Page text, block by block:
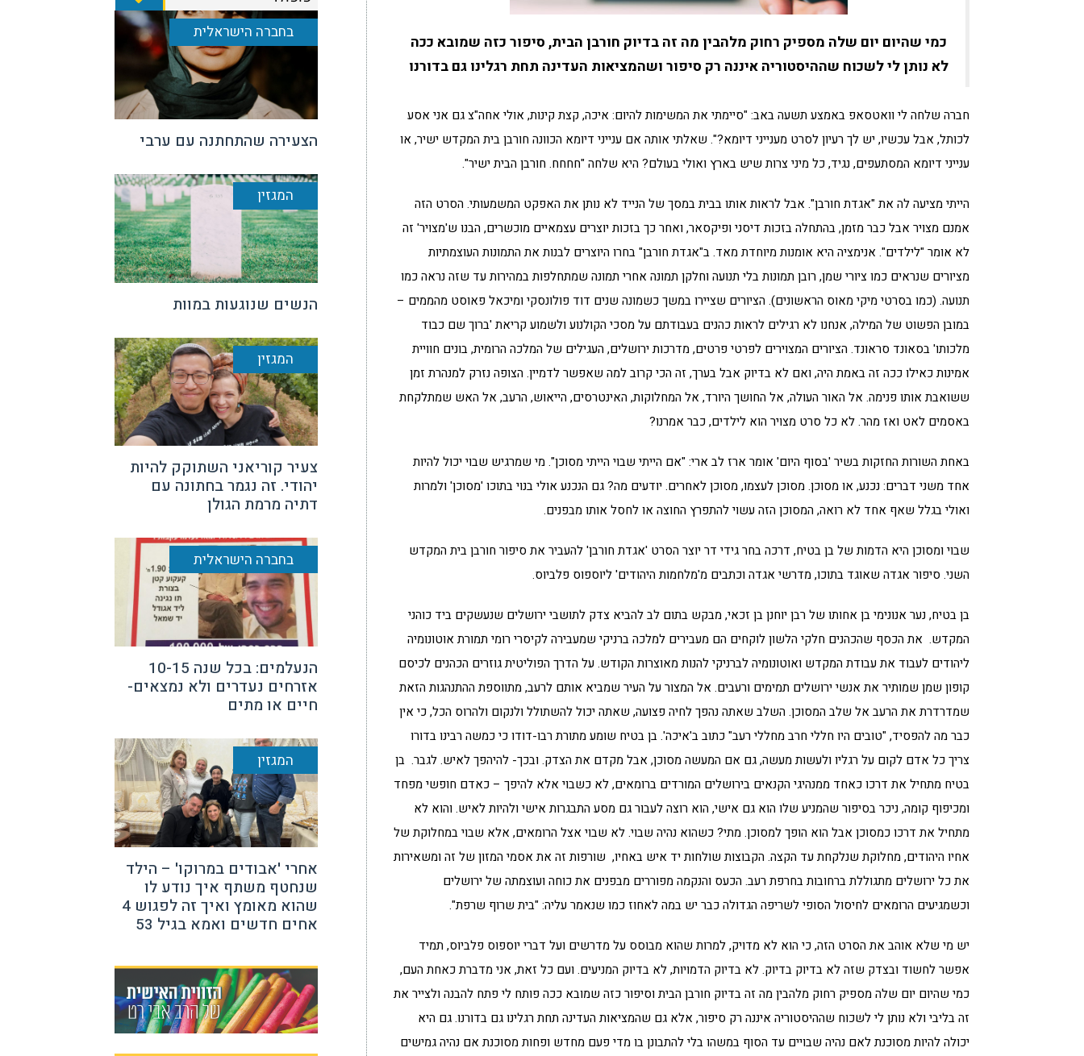
כמי שהיום יום שלה מספיק רחוק מלהבין מה זה בדיוק חורבן הבית, סיפור כזה שמובא ככה
לא נותן לי לשכוח שההיסטוריה איננה רק סיפור ושהמציאות העדינה תחת רגלינו גם בדורנו
חברה שלחה לי וואטסאפ באמצע תשעה באב: "סיימתי את המשימות להיום: איכה, קצת קינות, אולי אחה"צ גם אני אסע
לכותל, אבל עכשיו, יש לך רעיון לסרט מענייני דיומא?". שאלתי אותה אם ענייני דיומא הכוונה חורבן בית המקדש ישיר, או
ענייני דיומא המסתעפים, נגיד, כל מיני צרות שיש בארץ ואולי בעולם? היא שלחה "חחחח. חורבן הבית ישיר".
הייתי מציעה לה את "אגדת חורבן". אבל לראות אותו בבית במסך של הנייד לא נותן את האפקט המשמעותי. הסרט הזה
אמנם מצויר אבל כבר מזמן, בהתחלה בזכות דיסני ופיקסאר, ואחר כך בזכות יוצרים עצמאיים מוכשרים, הבנו ש'מצויר' זה
לא אומר "לילדים". אנימציה היא אומנות מיוחדת מאד. ב"אגדת חורבן" בחרו היוצרים לבנות את התמונות העוצמתיות
מציורים שנראים כמו ציורי שמן, רובן תמונות בלי תנועה וחלקן תמונה אחרי תמונה שמתחלפות במהירות עד שזה נראה כמו
תנועה. (כמו בסרטי מיקי מאוס הראשונים). הציורים שציירו במשך כשמונה שנים דוד פולונסקי ומיכאל פאוסט מהממים –
במובן הפשוט של המילה, אנחנו לא רגילים לראות כהנים בעבודתם על מסכי הקולנוע ולשמוע קריאת 'ברוך שם כבוד
מלכותו' בסאונד סראונד. הציורים המצוירים לפרטי פרטים, מדרכות ירושלים, העגילים של המלכה הרומית, בונים חוויית
אמינות כאילו ככה זה באמת היה, ואם לא בדיוק אבל בערך, זה הכי קרוב למה שאפשר לדמיין. הצופה נזרק למנהרת זמן
ששואבת אותו פנימה. אל האור העולה, אל החושך היורד, אל המחלוקות, האינטרסים, הייאוש, הרעב, אל האש שמתלקחת
באסמים לאט ואז מהר. לא כל סרט מצויר הוא לילדים, כבר אמרנו?
באחת השורות החזקות בשיר 'בסוף היום' אומר ארז לב ארי: "אם הייתי שבוי הייתי מסוכן". מי שמרגיש שבוי יכול להיות
אחד משני דברים: נכנע, או מסוכן. מסוכן לעצמו, מסוכן לאחרים. יודעים מה? גם הנכנע אולי בנוי בתוכו 'מסוכן' ולמרות
ואולי בגלל שאף אחד לא רואה, המסוכן הזה עשוי להתפרץ החוצה או לחסל אותו מבפנים.
שבוי ומסוכן היא הדמות של בן בטיח, דרכה בחר גידי דר יוצר הסרט 'אגדת חורבן' להעביר את סיפור חורבן בית המקדש
השני. סיפור אגדה שאוגד בתוכו, מדרשי אגדה וכתבים מ'מלחמות היהודים' ליוספוס פלביוס.
בן בטיח, נער אנונימי בן אחותו של רבן יוחנן בן זכאי, מבקש בתום לב להביא צדק לתושבי ירושלים שנעשקים ביד כוהני
המקדש. את הכסף שהכהנים חלקי הלשון לוקחים הם מעבירים למלכה ברניקי שמעבירה לקיסרי רומי תמורת אוטונומיה
ליהודים לעבוד את עבודת המקדש ואוטונומיה לברניקי להנות מאוצרות הקודש. על הדרך הפוליטית גוזרים הכהנים לכיסם
קופון שמן שמותיר את אנשי ירושלים תמימים ורעבים. אל המצור על העיר שמביא אותם לרעב, מתווספת ההתנהגות הזאת
שמדרדרת את הרעב אל שלב המסוכן. השלב שאתה נהפך לחיה פצועה, שאתה יכול להשתולל ולנקום ולהרוס הכל, כי אין
כבר מה להפסיד, "טובים היו חללי חרב מחללי רעב" כתוב ב'איכה'. בן בטיח שומע מתורת רבו-דודו כי כמשה רבינו בדורו
צריך כל אדם לקום על רגליו ולעשות מעשה, גם אם המעשה מסוכן, אבל מקדם את הצדק. ובכך- להיהפך לאיש. לגבר. בן
בטיח מתחיל את דרכו כאחד ממנהיגי הקנאים בירושלים המורדים ברומאים, לא כשבוי אלא להיפך – כאדם חופשי מפחד
ומכיפוף קומה, ניכר בסיפור שהמניע שלו הוא גם אישי, הוא רוצה לעבור גם מסע התבגרות אישי ולהיות לאיש. והוא לא
מתחיל את דרכו כמסוכן אבל הוא הופך למסוכן. מתי? כשהוא נהיה שבוי. לא שבוי אצל הרומאים, אלא שבוי במחלוקת של
אחיו היהודים, מחלוקת שנלקחת עד הקצה. הקבוצות שולחות יד איש באחיו, שורפות זה את אסמי המזון של זה ומשאירות
את כל ירושלים מתגוללת ברחובות בחרפת רעב. הכעס והנקמה מפוררים מבפנים את כוחה ועוצמתה של ירושלים
וכשמגיעים הרומאים לחיסול הסופי לשריפה הגדולה כבר יש במה לאחוז כמו שנאמר עליה: "בית שרוף שרפת".
יש מי שלא אוהב את הסרט הזה, כי הוא לא מדויק, למרות שהוא מבוסס על מדרשים ועל דברי יוספוס פלביוס, תמיד
אפשר לחשוד ובצדק שזה לא בדיוק בדיוק. לא בדיוק הדמויות, לא בדיוק המניעים. ועם כל זאת, אני מדברת כאחת העם,
כמי שהיום יום שלה מספיק רחוק מלהבין מה זה בדיוק חורבן הבית וסיפור כזה שמובא ככה פותח לי פתח להבנה ולצייר את
זה בליבי ולא נותן לי לשכוח שההיסטוריה איננה רק סיפור, אלא גם שהמציאות העדינה תחת רגלינו גם בדורנו. גם היא
יכולה להיות מסוכנת לאם נהיה שבויים עד הסוף במשהו בלי להתבונן בו מדי פעם מחדש ופחות מסוכנת אם נהיה גמישים
בחברה הישראלית
הצעירה שהתחתנה עם ערבי
המגזין
הנשים שנוגעות במוות
המגזין
צעיר קוריאני השתוקק להיות
יהודי. זה נגמר בחתונה עם
דתיה מרמת הגולן
בחברה הישראלית
הנעלמים: בכל שנה 10-15
אזרחים נעדרים ולא נמצאים-
חיים או מתים
המגזין
אחרי 'אבודים במרוקו' – הילד
שנחטף משתף איך נודע לו
שהוא מאומץ ואיך זה לפגוש 4
אחים חדשים ואמא בגיל 53